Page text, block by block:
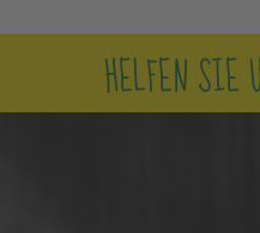
HELFEN SIE